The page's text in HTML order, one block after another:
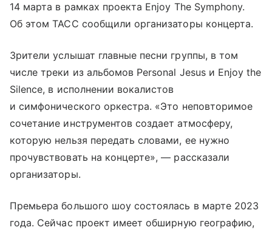
14 марта в рамках проекта Enjoy The Symphony.
Об этом ТАСС сообщили организаторы концерта.
Зрители услышат главные песни группы, в том
числе треки из альбомов Personal Jesus и Enjoy the
Silence, в исполнении вокалистов
и симфонического оркестра. «Это неповторимое
сочетание инструментов создает атмосферу,
которую нельзя передать словами, ее нужно
прочувствовать на концерте», — рассказали
организаторы.
Премьера большого шоу состоялась в марте 2023
года. Сейчас проект имеет обширную географию,